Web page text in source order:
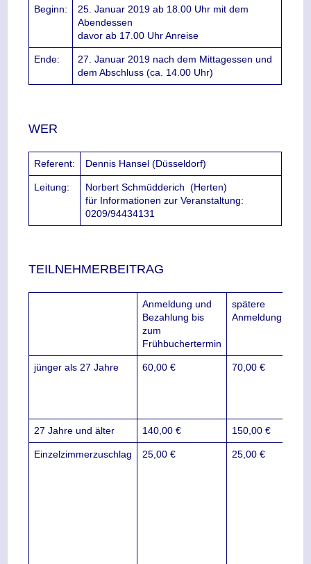
Beginn:
25. Januar 2019 ab 18.00 Uhr mit dem
Abendessen
davor ab 17.00 Uhr Anreise
Ende:
27. Januar 2019 nach dem Mittagessen und
dem Abschluss (ca. 14.00 Uhr)
WER
Referent: Dennis Hansel (Düsseldorf)
Leitung: Norbert Schmüdderich (Herten)
für Informationen zur Veranstaltung:
0209/94434131
TEILNEHMERBEITRAG
Anmeldung und
Bezahlung bis
zum
Frühbuchertermin
spätere
Anmeldung
jünger als 27 Jahre 60,00 € 70,00 €
27 Jahre und älter 140,00 € 150,00 €
Einzelzimmerzuschlag 25,00 € 25,00 €